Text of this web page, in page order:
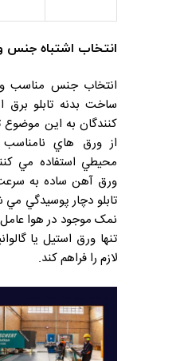
انتخاب اشتباه جنس
انتخاب جنس مناسب
ساخت بدنه تابلو برق
کنندگان به اين
از ورق هاي
محيطي استفاده مي
ورق آهن ساده به
تابلو دچار پوسيدگي
نمک موجود در هوا
تنها ورق استيل يا
لازم را فراهم کند.